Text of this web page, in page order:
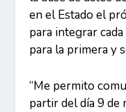
en el Estado el
para integrar
para la primera y
“Me permito
partir del día 9 de